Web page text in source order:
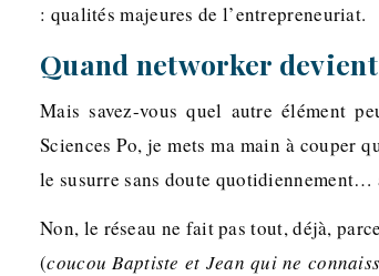
: qualités majeures de l’entrepreneuriat.
Quand networker
Mais savez-vous quel autre élément
Sciences Po, je mets ma main à couper
le susurre sans doute quotidiennement…
Non, le réseau ne fait pas tout, déjà,
(coucou Baptiste et Jean qui ne